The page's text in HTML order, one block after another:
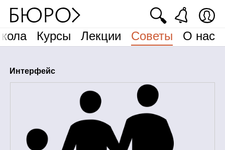
Курсы Лекции Советы О нас
🔍
Интерфейс